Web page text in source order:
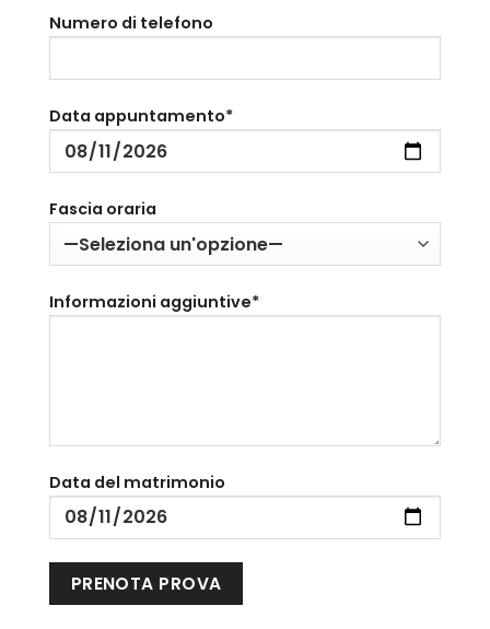
Numero di telefono
Data appuntamento*
Fascia oraria
Informazioni aggiuntive*
Data del matrimonio